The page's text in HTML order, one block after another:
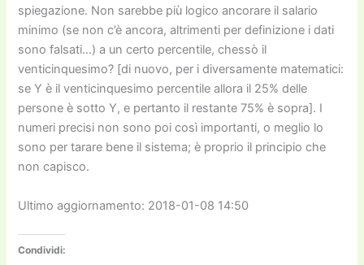
spiegazione. Non sarebbe più logico ancorare il salario
minimo (se non c’è ancora, altrimenti per definizione i dati
sono falsati…) a un certo percentile, chessò il
venticinquesimo? [di nuovo, per i diversamente matematici:
se Y è il venticinquesimo percentile allora il 25% delle
persone è sotto Y, e pertanto il restante 75% è sopra]. I
numeri precisi non sono poi così importanti, o meglio lo
sono per tarare bene il sistema; è proprio il principio che
non capisco.
Ultimo aggiornamento: 2018-01-08 14:50
Condividi: